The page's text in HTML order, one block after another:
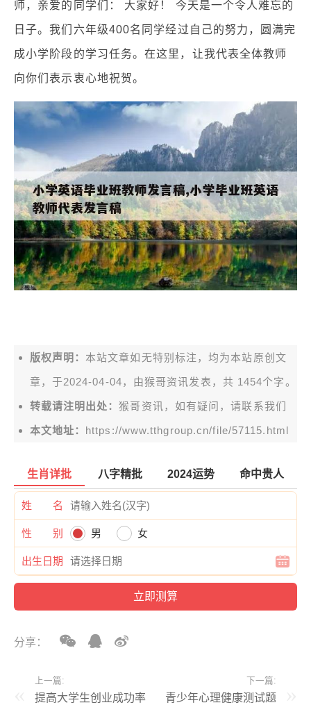
师，亲爱的同学们： 大家好！ 今天是一个令人难忘的
日子。我们六年级400名同学经过自己的努力，圆满完
成小学阶段的学习任务。在这里，让我代表全体教师
向你们表示衷心地祝贺。
版权声明： 本站文章如无特别标注，均为本站原创文
章，于2024-04-04，由猴哥资讯 发表，共 1454个字。
转载请注明出处：猴哥资讯，如有疑问，请联系我们
本文地址： https://www.tthgroup.cn/file/57115.html
生肖详批 八字精批 2024运势 命中贵人
姓 名
性 别 男 女
出生日期
分享：
上一篇:
提高大学生创业成功率
下一篇:
青少年心理健康测试题